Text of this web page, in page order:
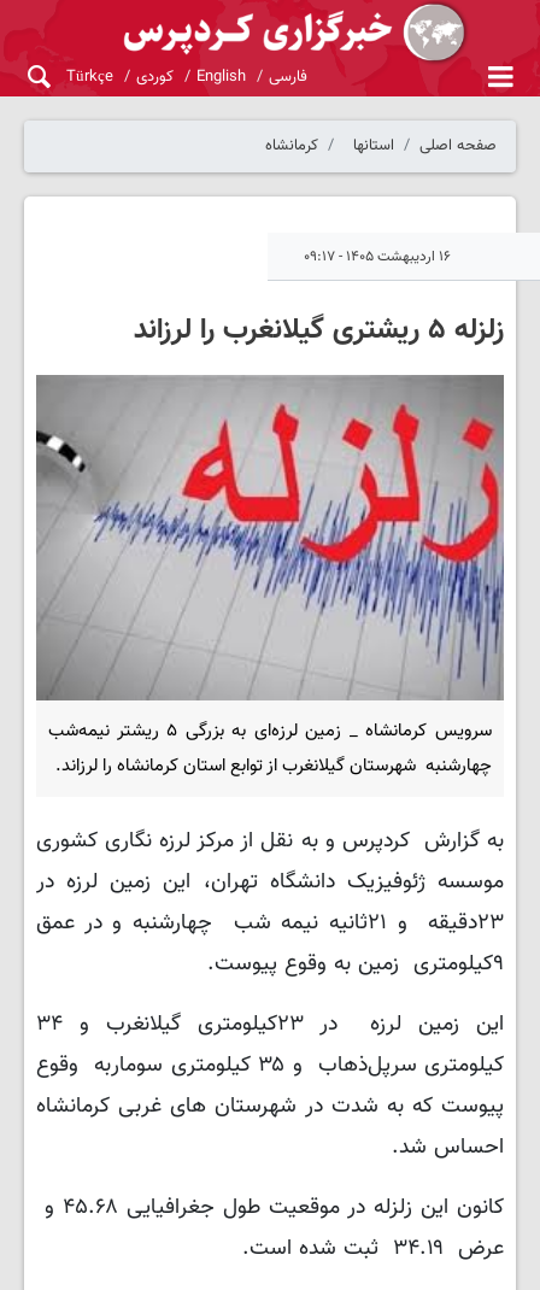
فارسی English کوردی Türkçe
صفحه اصلی استانها کرمانشاه
۱۶ اردیبهشت ۱۴۰۵ - ۰۹:۱۷
زلزله ۵ ریشتری گیلانغرب را لرزاند
سرویس کرمانشاه _ زمین لرزه‌ای به بزرگی ۵ ریشتر نیمه‌شب
چهارشنبه شهرستان گیلانغرب از توابع استان کرمانشاه را لرزاند.
به گزارش کردپرس و به نقل از مرکز لرزه نگاری کشوری
موسسه ژئوفیزیک دانشگاه تهران، این زمین لرزه در
۲۳دقیقه و ۲۱ثانیه نیمه شب چهارشنبه و در عمق
۹کیلومتری زمین به وقوع پیوست.
این زمین لرزه در ۲۳کیلومتری گیلانغرب و ۳۴
کیلومتری سرپل‌ذهاب و ۳۵ کیلومتری سوماربه وقوع
پیوست که به شدت در شهرستان های غربی کرمانشاه
احساس شد.
کانون این زلزله در موقعیت طول جغرافیایی ۴۵.۶۸ و
عرض ۳۴.۱۹ ثبت شده است.